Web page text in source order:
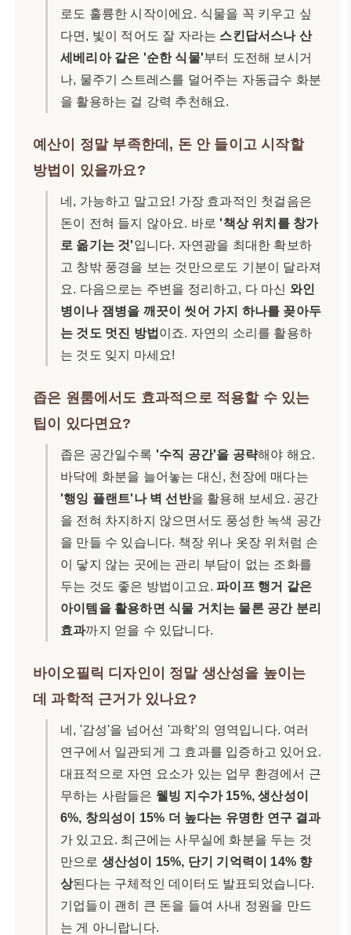
로도 훌륭한 시작이에요. 식물을 꼭 키우고 싶
다면, 빛이 적어도 잘 자라는 스킨답서스나 산
세베리아 같은 '순한 식물'부터 도전해 보시거
나, 물주기 스트레스를 덜어주는 자동급수 화분
을 활용하는 걸 강력 추천해요.
예산이 정말 부족한데, 돈 안 들이고 시작할
방법이 있을까요?
네, 가능하고 말고요! 가장 효과적인 첫걸음은
돈이 전혀 들지 않아요. 바로'책상 위치를 창가
로 옮기는 것'입니다. 자연광을 최대한 확보하
고 창밖 풍경을 보는 것만으로도 기분이 달라져
요. 다음으로는 주변을 정리하고, 다 마신 와인
병이나 잼병을 깨끗이 씻어 가지 하나를 꽂아두
는 것도 멋진 방법 이죠. 자연의 소리를 활용하
는 것도 잊지 마세요!
좁은 원룸에서도 효과적으로 적용할 수 있는
팁이 있다면요?
좁은 공간일수록 '수직 공간'을 공략해야 해요.
바닥에 화분을 늘어놓는 대신, 천장에 매다는
'행잉 플랜트'나 벽 선반을 활용해 보세요. 공간
을 전혀 차지하지 않으면서도 풍성한 녹색 공간
을 만들 수 있습니다. 책장 위나 옷장 위처럼 손
이 닿지 않는 곳에는 관리 부담이 없는 조화를
두는 것도 좋은 방법이고요.파이프 행거 같은
아이템을 활용하면 식물 거치는 물론 공간 분리
효과까지 얻을 수 있답니다.
바이오필릭 디자인이 정말 생산성을 높이는
데 과학적 근거가 있나요?
네, '감성'을 넘어선 '과학'의 영역입니다. 여러
연구에서 일관되게 그 효과를 입증하고 있어요.
대표적으로 자연 요소가 있는 업무 환경에서 근
무하는 사람들은 웰빙 지수가 15%, 생산성이
6%, 창의성이 15% 더 높다는 유명한 연구 결과
가 있고요. 최근에는 사무실에 화분을 두는 것
만으로 생산성이 15%, 단기 기억력이 14% 향
상된다는 구체적인 데이터도 발표되었습니다.
기업들이 괜히 큰 돈을 들여 사내 정원을 만드
는 게 아니랍니다.